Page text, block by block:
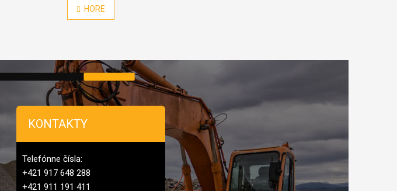
HORE
KONTAKTY
Telefónne čísla:
+421 917 648 288
+421 911 191 411